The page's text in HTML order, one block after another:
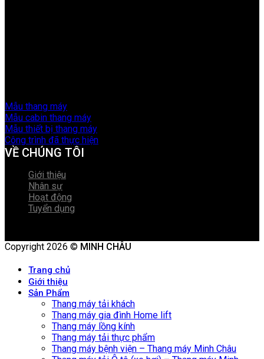
Mẫu thang máy
Mẫu cabin thang máy
Mẫu thiết bị thang máy
Công trình đã thực hiện
VỀ CHÚNG TÔI
Giới thiệu
Nhân sự
Hoạt động
Tuyển dụng
Copyright 2026 © MINH CHÂU
Trang chủ
Giới thiệu
Sản Phẩm
Thang máy tải khách
Thang máy gia đình Home lift
Thang máy lồng kính
Thang máy tải thực phẩm
Thang máy bệnh viện – Thang máy Minh Châu